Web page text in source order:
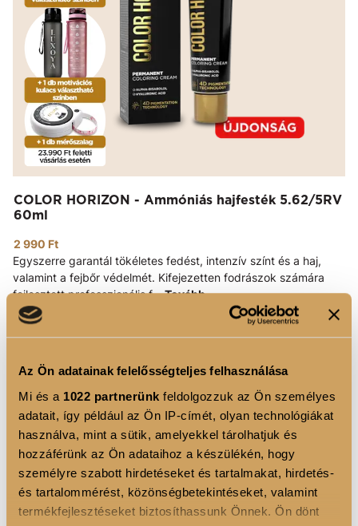
Az Ön adatainak felelősségteljes felhasználása
Mi és a 1022 partnerünk feldolgozzuk az Ön személyes
adatait, így például az Ön IP-címét, olyan technológiákat
használva, mint a sütik, amelyekkel tárolhatjuk és
hozzáférünk az Ön adataihoz a készülékén, hogy
személyre szabott hirdetéseket és tartalmakat, hirdetés-
és tartalommérést, közönségbetekintéseket, valamint
termékfejlesztéseket biztosíthassunk Önnek. Ön dönt
COLOR HORIZON - Ammóniás hajfesték 5.62/5RV
60ml
2 990 Ft
Egyszerre garantál tökéletes fedést, intenzív színt és a haj,
valamint a fejbőr védelmét. Kifejezetten fodrászok számára
fejlesztett professzionális f...Tovább